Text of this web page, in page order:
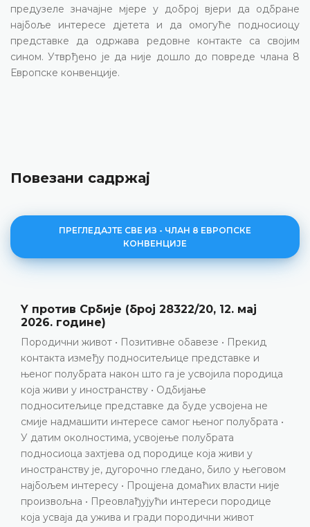
предузеле значајне мјере у доброј вјери да одбране
најбоље интересе дјетета и да омогуће подносиоцу
представке да одржава редовне контакте са својим
сином. Утврђено је да није дошло до повреде члана 8
Европске конвенције.
Повезани садржај
ПРЕГЛЕДАЈТЕ СВЕ ИЗ - ЧЛАН 8 ЕВРОПСКЕ
КОНВЕНЦИЈЕ
Елези против Албаније, представка
17141/21, пресуда од 23. јуна 2026.
Провјера имовине • Разрјешење дужности
Повреда члана 8. Европске конвенције
ДЕТАЉНИЈЕ